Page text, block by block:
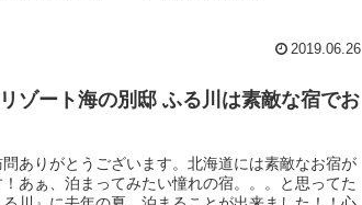
2019.06.26
ゾート海の別邸 ふる川は素敵な宿でお
ありがとうございます。北海道には素敵なお宿が
あぁ、泊まってみたい憧れの宿。。。と思ってた